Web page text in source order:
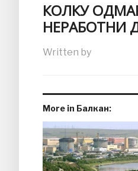
КОЛКУ
НЕРАБОТНИ
Written by
More in Балкан: